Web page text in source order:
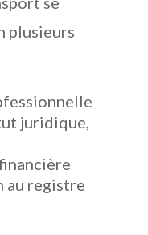
plusieurs
juridique,
au registre